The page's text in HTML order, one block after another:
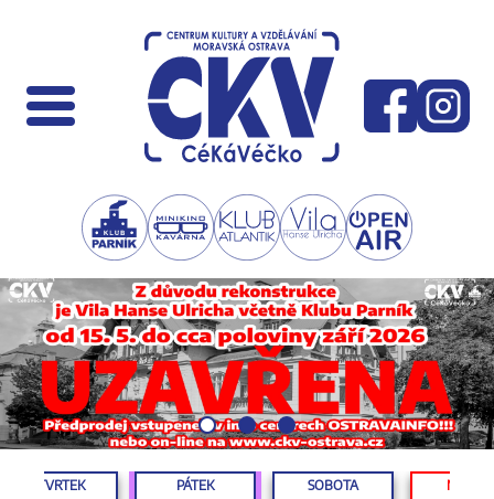
ČTVRTEK PÁTEK SOBOTA